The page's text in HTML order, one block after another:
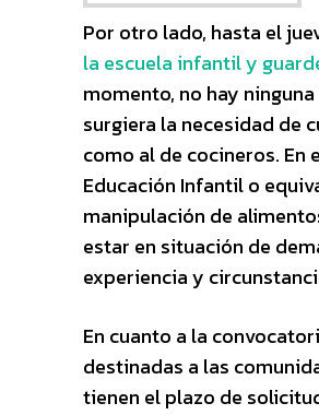
Por otro lado, hasta el
la escuela infantil y
momento, no hay
surgiera la necesidad de
como al de cocineros.
Educación Infantil o
manipulación de
estar en situación de
experiencia y
En cuanto a la
destinadas a las
tienen el plazo de